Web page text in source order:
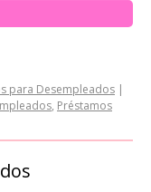
para Desempleados |
, Préstamos